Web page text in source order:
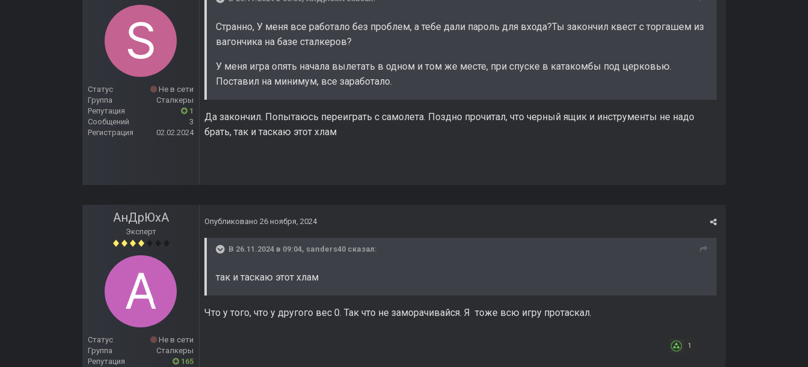
Статус
Не в сети
Группа
Сталкеры
Репутация
1
Сообщений
3
Регистрация
02.02.2024
Странно, У меня все работало без проблем, а тебе дали пароль для входа?Ты закончил квест с торгашем из
вагончика на базе сталкеров?
У меня игра опять начала вылетать в одном и том же месте, при спуске в катакомбы под церковью.
Поставил на минимум, все заработало.
Да закончил. Попытаюсь переиграть с самолета. Поздно прочитал, что черный ящик и инструменты не надо
брать, так и таскаю этот хлам
АнДрЮхА
Эксперт
Статус
Не в сети
Группа
Сталкеры
Репутация
165
Опубликовано 26 ноября, 2024
В 26.11.2024 в 09:04, sanders40 сказал:
так и таскаю этот хлам
Что у того, что у другого вес 0. Так что не заморачивайся. Я тоже всю игру протаскал.
1